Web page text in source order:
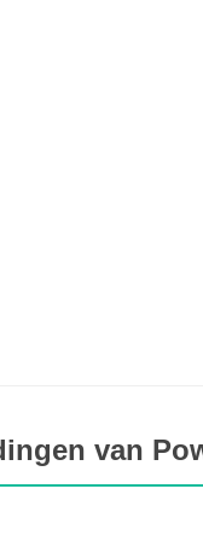
van